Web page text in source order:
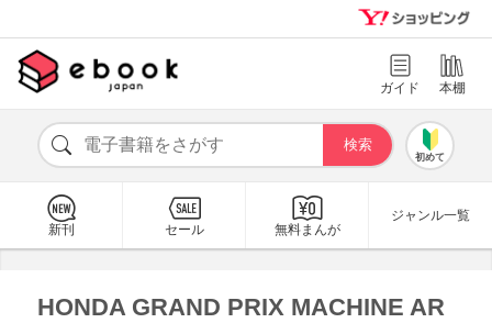
ガイド 本棚
初めて
新刊 セール 無料まんが
ジャンル一覧
HONDA GRAND PRIX MACHINE AR